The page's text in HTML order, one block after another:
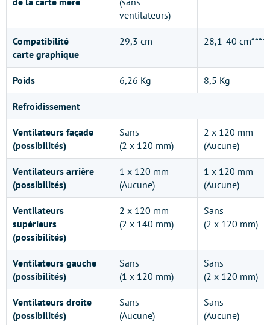
ventilateurs)
Compatibilité
carte graphique
29,3 cm 28,1-40 cm***^
Poids 6,26 Kg 8,5 Kg
Refroidissement
Ventilateurs façade
(possibilités)
Sans
(2 x 120 mm)
2 x 120 mm
(Aucune)
Ventilateurs arrière
(possibilités)
1 x 120 mm
(Aucune)
1 x 120 mm
(Aucune)
Ventilateurs
supérieurs
(possibilités)
2 x 120 mm
(2 x 140 mm)
Sans
(2 x 120 mm)
Ventilateurs gauche
(possibilités)
Sans
(1 x 120 mm)
Sans
(2 x 120 mm)
Ventilateurs droite
(possibilités)
Sans
(Aucune)
Sans
(Aucune)